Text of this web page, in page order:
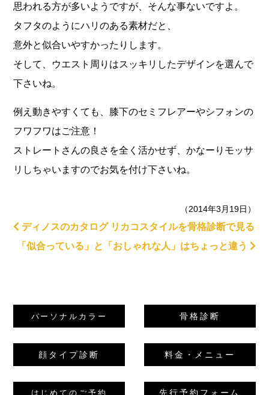
思われる方が多いようですが、そんな事ないですよ。
タフタのようにハリのある素材だと、
意外と似合いやすかったりします。
そして、ウエスト周りはスッキリしたデザインを選んで
下さいね。
例え動きやすくても、膝下のセミフレアーやシフォンの
フワフワはご注意！
ストレートさんの良さを全く活かせず、かなーりモッサ
リしちゃいますのでお気を付け下さいね。
（2014年3月19日）
ディノスのカタログ リカコスタイルを骨格診断で見る
「似合っている」と「おしゃれな人」はちょっと違う
パーソナルカラー 骨格診断
顔タイプ診断 料金・メニュー
先行予約フォーム